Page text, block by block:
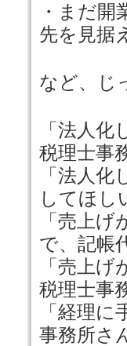
・まだ
先を見据
など、じ
「法人
税理士事
「法人
してほし
「売上
で、記帳
「売上
税理士事
「経理
事務所さ